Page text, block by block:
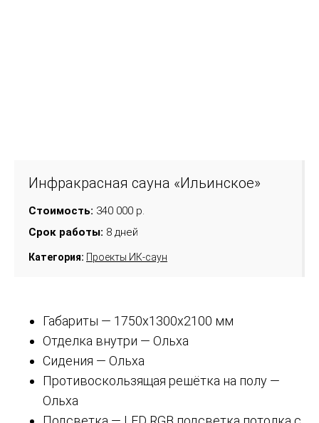
Инфракрасная сауна «Ильинское»
Стоимость: 340 000 р.
Срок работы: 8 дней
Категория: Проекты ИК-саун
Габариты — 1750х1300х2100 мм
Отделка внутри — Ольха
Сидения — Ольха
Противоскользящая решётка на полу —
Ольха